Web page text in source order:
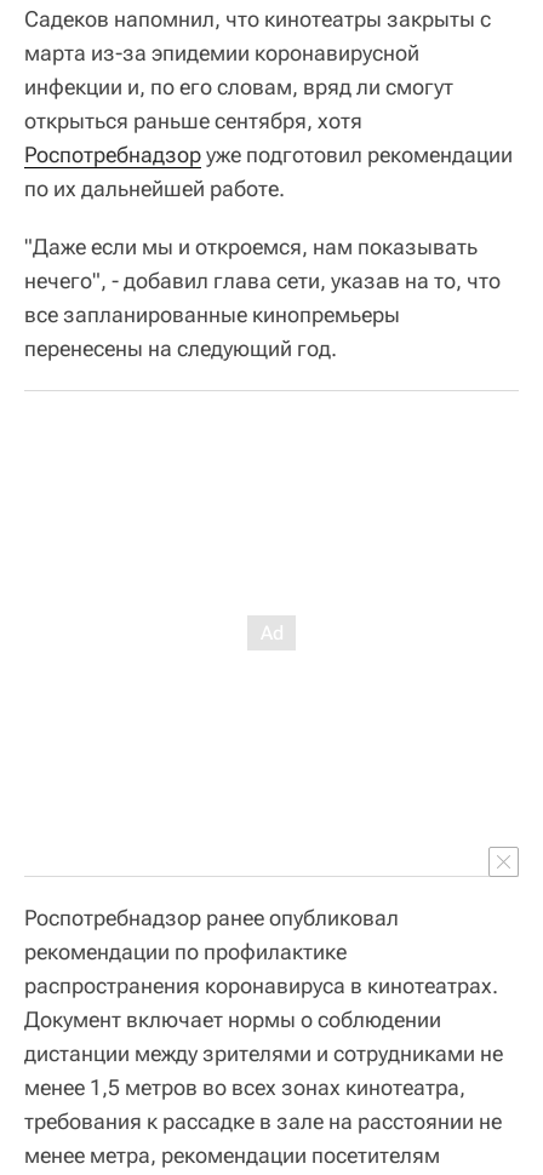
Садеков напомнил, что кинотеатры закрыты с
марта из-за эпидемии коронавирусной
инфекции и, по его словам, вряд ли смогут
открыться раньше сентября, хотя
Роспотребнадзоруже подготовил рекомендации
по их дальнейшей работе.
"Даже если мы и откроемся, нам показывать
нечего", - добавил глава сети, указав на то, что
все запланированные кинопремьеры
перенесены на следующий год.
Роспотребнадзор ранее опубликовал
рекомендации по профилактике
распространения коронавируса в кинотеатрах.
Документ включает нормы о соблюдении
дистанции между зрителями и сотрудниками не
менее 1,5 метров во всех зонах кинотеатра,
требования к рассадке в зале на расстоянии не
менее метра, рекомендации посетителям